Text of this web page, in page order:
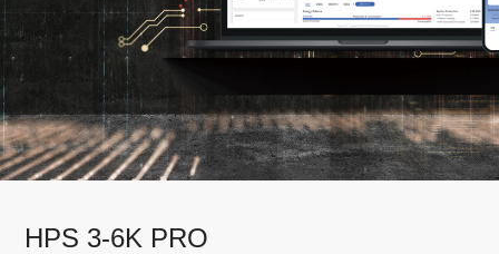
HPS 3-6K PRO